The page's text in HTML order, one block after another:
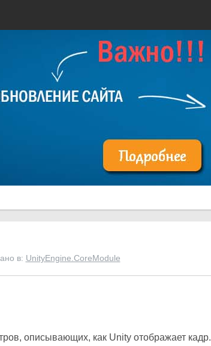
в: UnityEngine.CoreModule
описывающих, как Unity отображает кадр.